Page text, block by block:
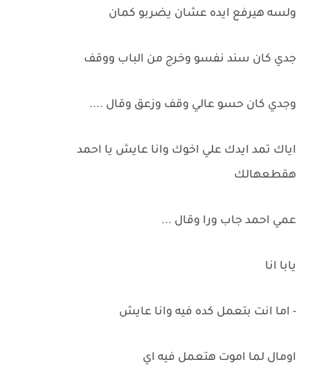
ولسه هيرفع ايده عشان يضربو كمان
جدي كان سند نفسو وخرج من الباب ووقف
وجدي كان حسو عالي وقف وزعق وقال ....
اياك تمد ايدك علي اخوك وانا عايش يا احمد
هقطعهالك
عمي احمد جاب ورا وقال ...
يابا انا
- اما انت بتعمل كده فيه وانا عايش
اومال لما اموت هتعمل فيه اي